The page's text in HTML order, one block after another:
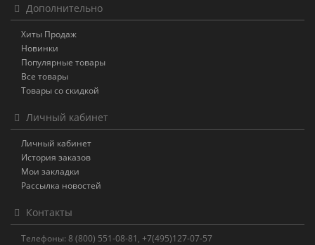
Дополнительно
Хиты Продаж
Новинки
Популярные товары
Все товары
Товары со скидкой
Личный кабинет
Личный кабинет
История заказов
Мои закладки
Рассылка новостей
Контакты
Телефоны: 8 (800) 551-08-81, +7(495)127-07-57